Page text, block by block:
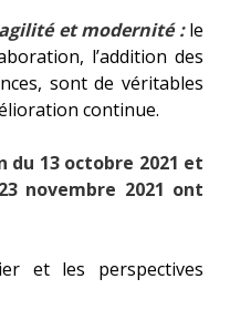
et modernité :le
l’addition des
sont de véritables
continue.
du 13 octobre 2021 et
novembre 2021 ont
et les perspectives